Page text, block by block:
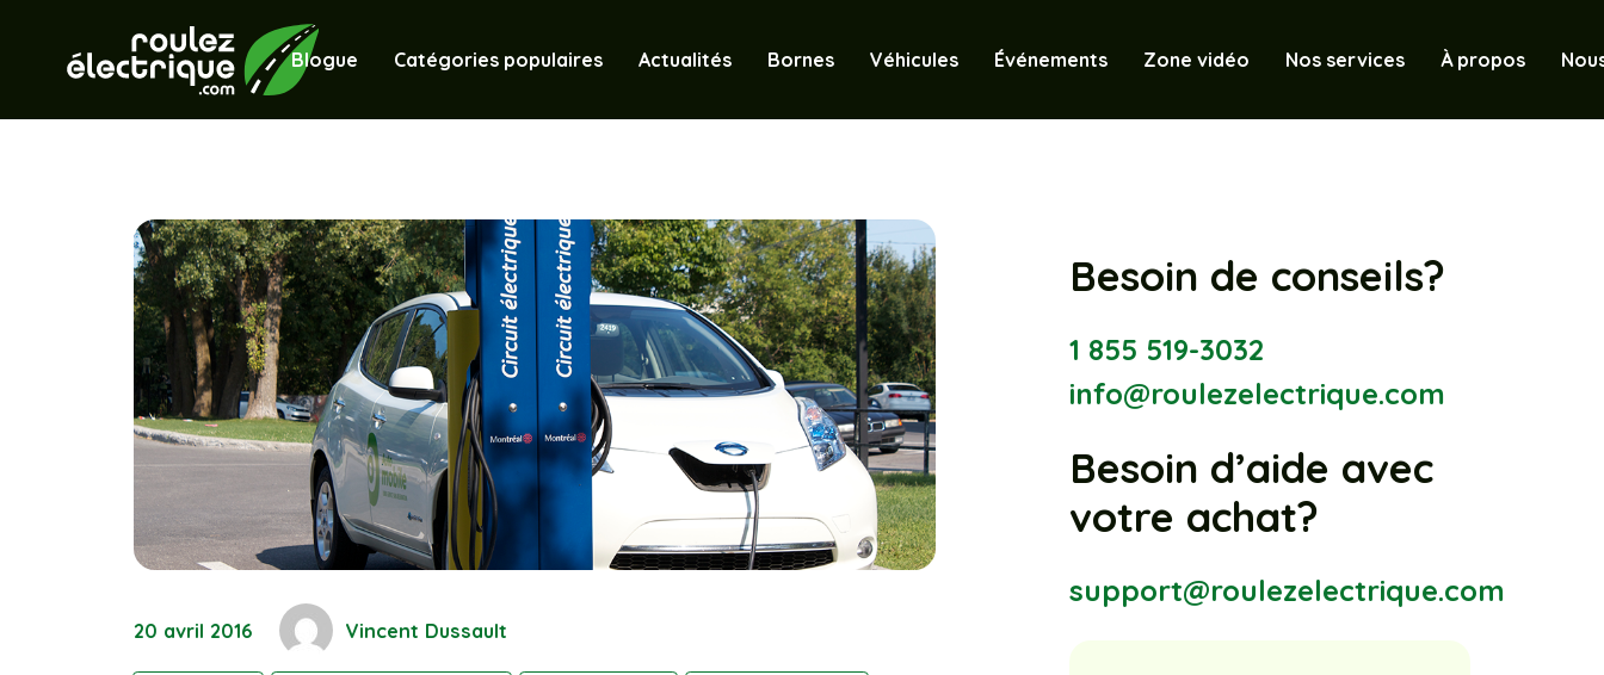
Blogue Catégories populaires Actualités Bornes Véhicules Événements Zone vidéo Nos services À propos
20 avril 2016 Vincent Dussault
Besoin de conseils?
1 855 519-3032
info@roulezelectrique.com
Besoin d’aide avec
votre achat?
support@roulezelectrique.com